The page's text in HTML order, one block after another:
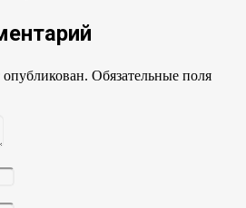
Обязательные поля